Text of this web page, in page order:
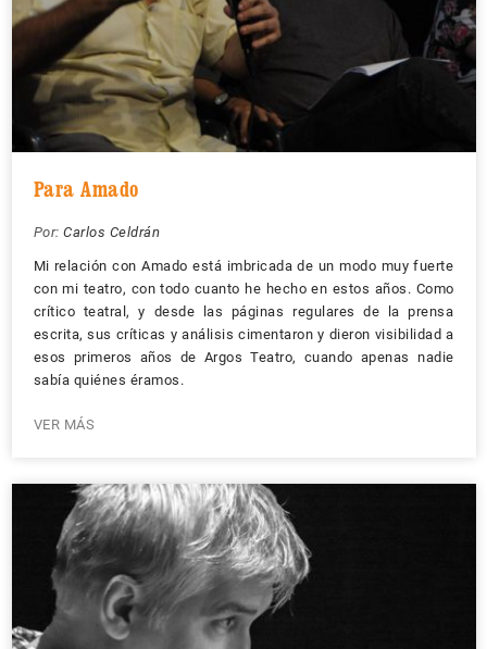
Para Amado
Por: Carlos Celdrán
Mi relación con Amado está imbricada de un modo muy fuerte
con mi teatro, con todo cuanto he hecho en estos años. Como
crítico teatral, y desde las páginas regulares de la prensa
escrita, sus críticas y análisis cimentaron y dieron visibilidad a
esos primeros años de Argos Teatro, cuando apenas nadie
sabía quiénes éramos.
VER MÁS